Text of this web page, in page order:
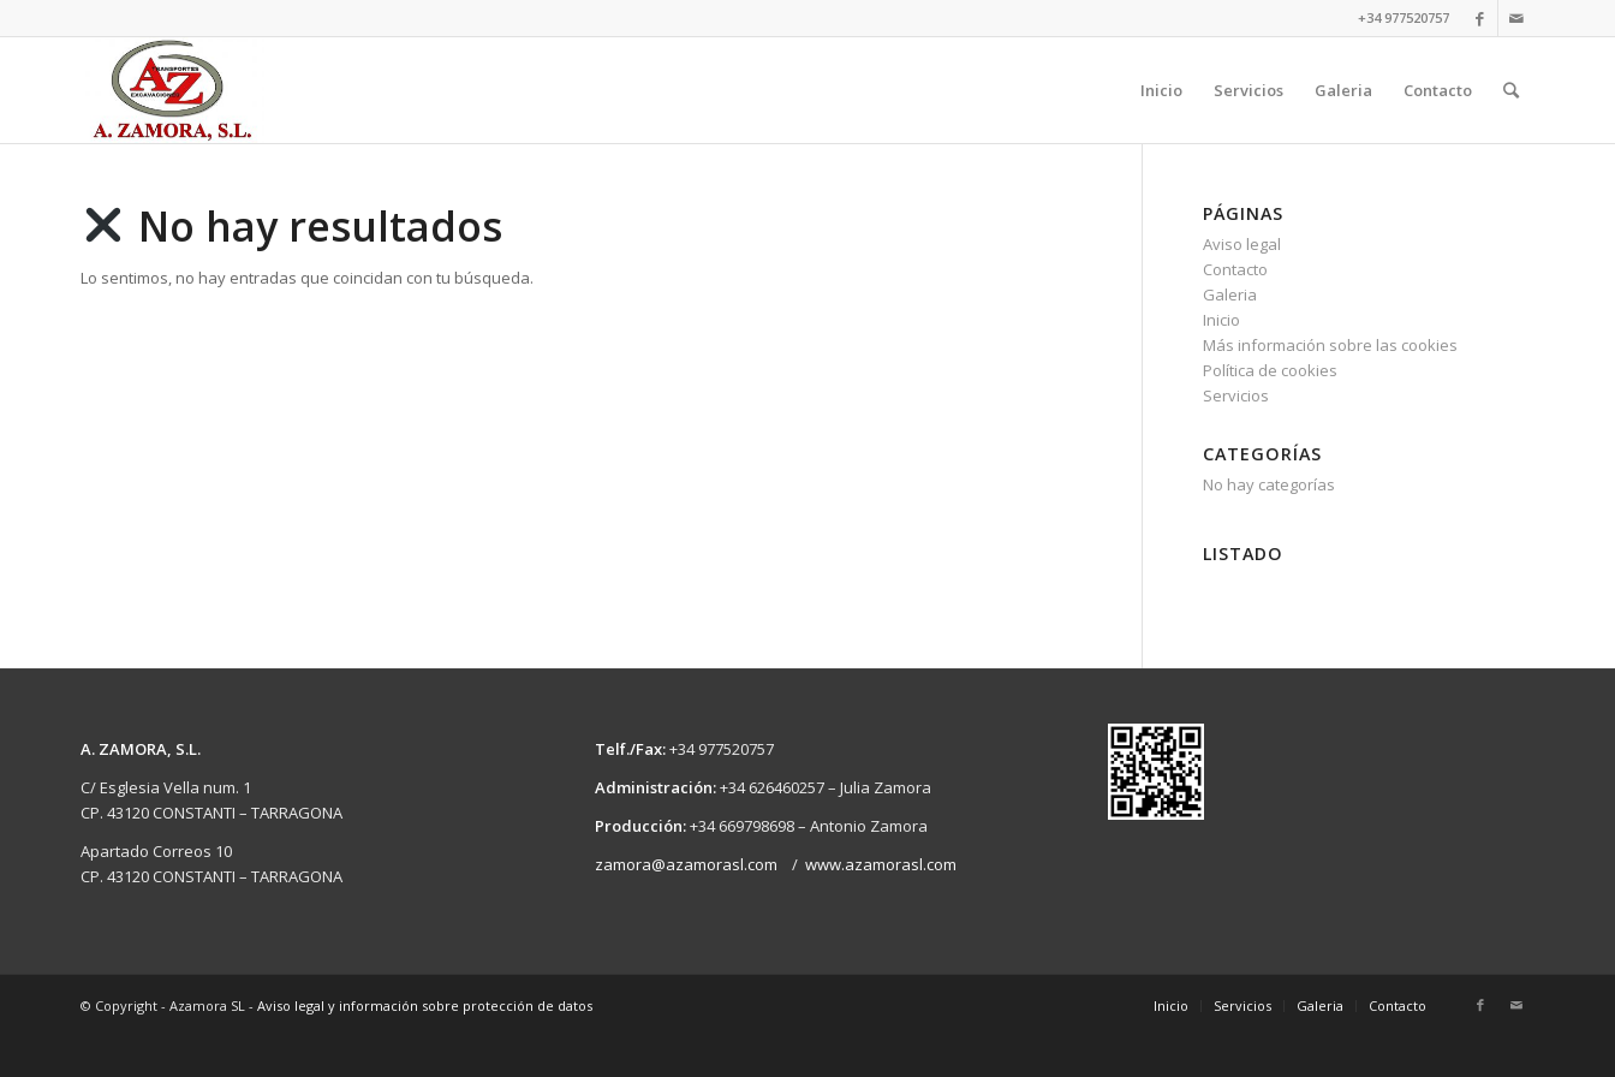
+34 977520757
Inicio Servicios Galeria Contacto
No hay resultados
Lo sentimos, no hay entradas que coincidan con tu búsqueda.
PÁGINAS
Aviso legal
Contacto
Galeria
Inicio
Más información sobre las cookies
Política de cookies
Servicios
CATEGORÍAS
No hay categorías
LISTADO
A. ZAMORA, S.L.
C/ Esglesia Vella num. 1
CP. 43120 CONSTANTI – TARRAGONA
Apartado Correos 10
CP. 43120 CONSTANTI – TARRAGONA
Telf./Fax:+34 977520757
Administración:+34 626460257 – Julia Zamora
Producción:+34 669798698 – Antonio Zamora
zamora@azamorasl.com / www.azamorasl.com
© Copyright - Azamora SL - Aviso legal y información sobre protección de datos Inicio Servicios Galeria Contacto